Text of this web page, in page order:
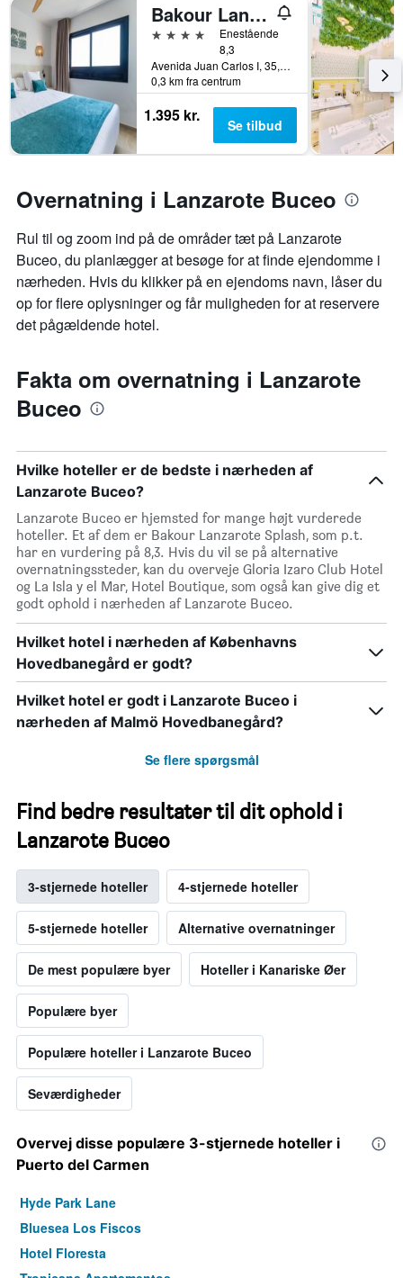
Bakour Lanzarote Splash
4 stjerner
Enestående
8,3
Avenida Juan Carlos I, 35, Puerto del Carmen, Lanzarote, Spanien
0,3 km fra centrum
1.395 kr. Se tilbud
Overnatning i Lanzarote Buceo
Rul til og zoom ind på de områder tæt på Lanzarote
Buceo, du planlægger at besøge for at finde ejendomme i
nærheden. Hvis du klikker på en ejendoms navn, låser du
op for flere oplysninger og får muligheden for at reservere
det pågældende hotel.
Fakta om overnatning i Lanzarote
Buceo
Hvilke hoteller er de bedste i nærheden af
Lanzarote Buceo?
Lanzarote Buceo er hjemsted for mange højt vurderede
hoteller. Et af dem er Bakour Lanzarote Splash, som p.t.
har en vurdering på 8,3. Hvis du vil se på alternative
overnatningssteder, kan du overveje Gloria Izaro Club Hotel
og La Isla y el Mar, Hotel Boutique, som også kan give dig et
godt ophold i nærheden af Lanzarote Buceo.
Hvilket hotel i nærheden af Københavns
Hovedbanegård er godt?
Hvilket hotel er godt i Lanzarote Buceo i
nærheden af Malmö Hovedbanegård?
Se flere spørgsmål
Find bedre resultater til dit ophold i
Lanzarote Buceo
3-stjernede hoteller 4-stjernede hoteller
5-stjernede hoteller Alternative overnatninger
De mest populære byer Hoteller i Kanariske Øer
Populære byer
Populære hoteller i Lanzarote Buceo
Seværdigheder
Overvej disse populære 3-stjernede hoteller i
Puerto del Carmen
Hyde Park Lane
Bluesea Los Fiscos
Hotel Floresta